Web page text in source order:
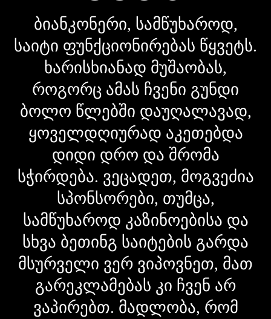
ბიანკონერი, სამწუხაროდ,
საიტი ფუნქციონირებას წყვეტს.
ხარისხიანად მუშაობას,
როგორც ამას ჩვენი გუნდი
ბოლო წლებში დაუღალავად,
ყოველდღიურად აკეთებდა
დიდი დრო და შრომა
სჭირდება. ვეცადეთ, მოგვეძია
სპონსორები, თუმცა,
სამწუხაროდ კაზინოებისა და
სხვა ბეთინგ საიტების გარდა
მსურველი ვერ ვიპოვნეთ, მათ
გარეკლამებას კი ჩვენ არ
ვაპირებთ. მადლობა, რომ